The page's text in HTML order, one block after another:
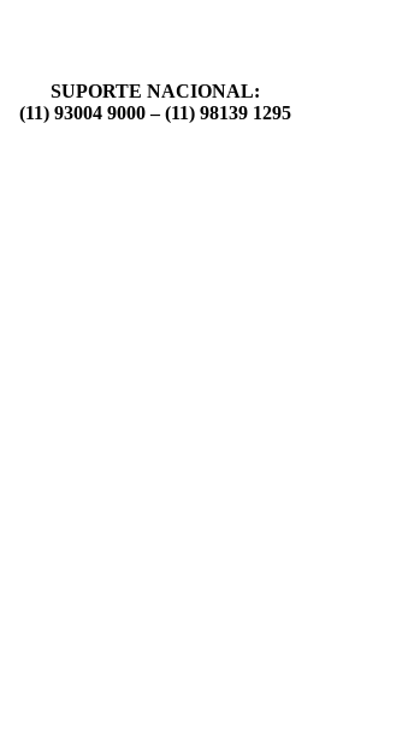
SUPORTE NACIONAL:
(11) 93004 9000 – (11) 98139 1295